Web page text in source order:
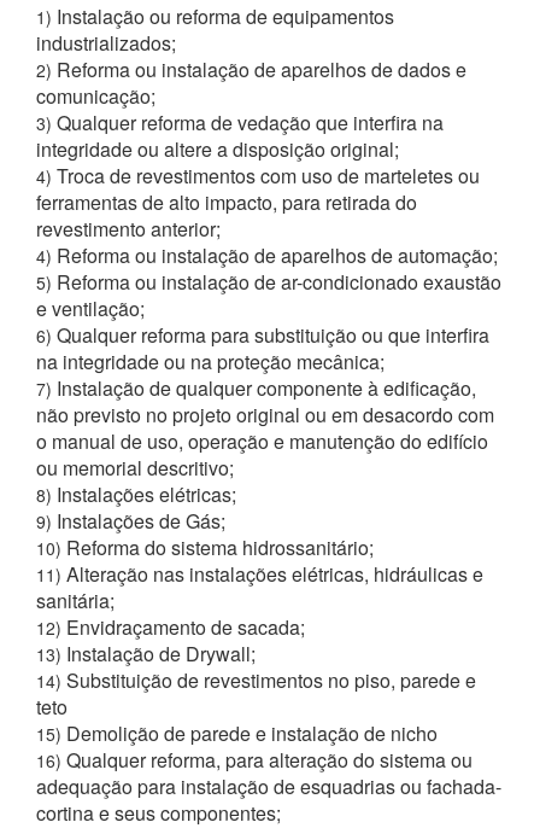
1) Instalação ou reforma de equipamentos
industrializados;
2) Reforma ou instalação de aparelhos de dados e
comunicação;
3) Qualquer reforma de vedação que interfira na
integridade ou altere a disposição original;
4) Troca de revestimentos com uso de marteletes ou
ferramentas de alto impacto, para retirada do
revestimento anterior;
4) Reforma ou instalação de aparelhos de automação;
5) Reforma ou instalação de ar-condicionado exaustão
e ventilação;
6) Qualquer reforma para substituição ou que interfira
na integridade ou na proteção mecânica;
7) Instalação de qualquer componente à edificação,
não previsto no projeto original ou em desacordo com
o manual de uso, operação e manutenção do edifício
ou memorial descritivo;
8) Instalações elétricas;
9) Instalações de Gás;
10) Reforma do sistema hidrossanitário;
11) Alteração nas instalações elétricas, hidráulicas e
sanitária;
12) Envidraçamento de sacada;
13) Instalação de Drywall;
14) Substituição de revestimentos no piso, parede e
teto
15) Demolição de parede e instalação de nicho
16) Qualquer reforma, para alteração do sistema ou
adequação para instalação de esquadrias ou fachada-
cortina e seus componentes;